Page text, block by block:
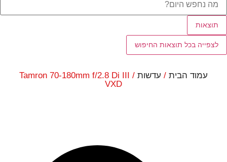
תוצאות
לצפייה בכל תוצאות החיפוש
עמוד הבית / עדשות
/ Tamron 70-180mm f/2.8 Di III
VXD